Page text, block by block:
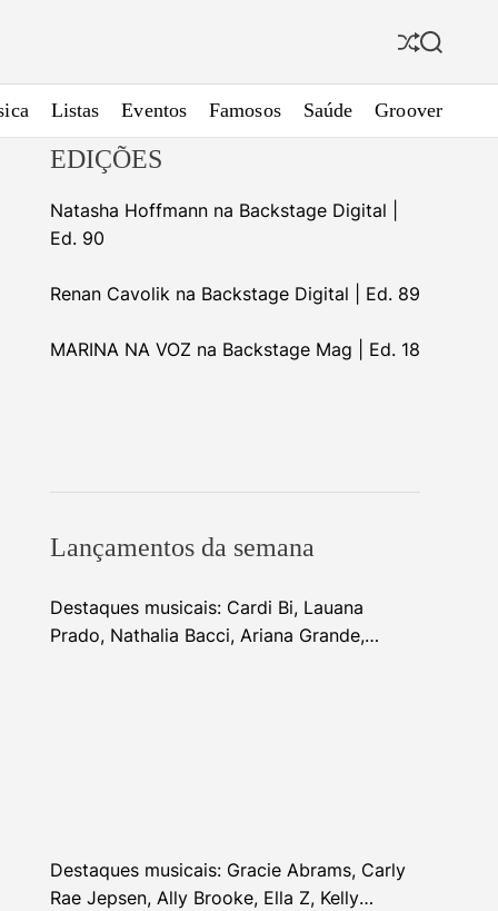
S
f
f
S
r
c
Listas Eventos Famosos Saúde Groover
EDIÇÕES
Natasha Hoffmann na Backstage Digital |
Ed. 90
Renan Cavolik na Backstage Digital | Ed. 89
MARINA NA VOZ na Backstage Mag | Ed. 18
Lançamentos da semana
Destaques musicais: Cardi Bi, Lauana
Prado, Nathalia Bacci, Ariana Grande,
Destaques musicais: Gracie Abrams, Carly
Rae Jepsen, Ally Brooke, Ella Z, Kelly